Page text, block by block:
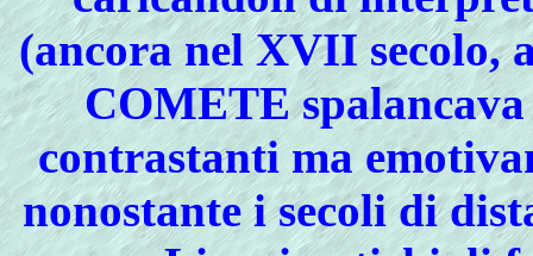
(ancora nel XVII secolo,
COMETE
contrastanti ma
nonostante i secoli di